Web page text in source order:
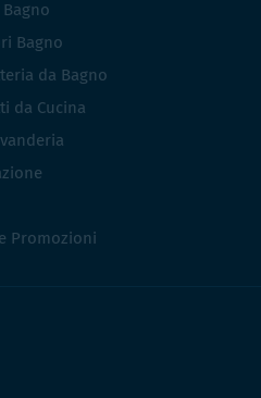
Bagno
da Bagno
da Cucina
Promozioni